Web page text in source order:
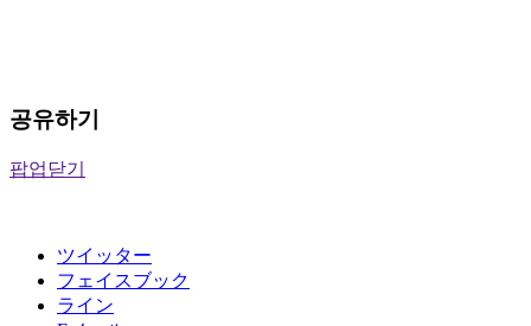
공유하기
팝업닫기
ツイッター
フェイスブック
ライン